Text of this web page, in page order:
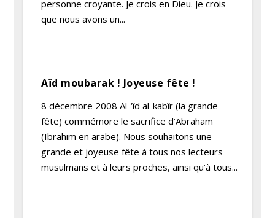
personne croyante. Je crois en Dieu. Je crois
que nous avons un...
Aïd moubarak ! Joyeuse fête !
8 décembre 2008 Al-‘îd al-kabîr (la grande
fête) commémore le sacrifice d’Abraham
(Ibrahim en arabe). Nous souhaitons une
grande et joyeuse fête à tous nos lecteurs
musulmans et à leurs proches, ainsi qu’à tous...